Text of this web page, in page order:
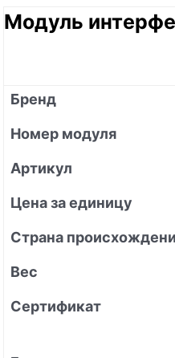
Модуль
Бренд
Номер модуля
Артикул
Цена за единицу
Страна
Вес
Сертификат